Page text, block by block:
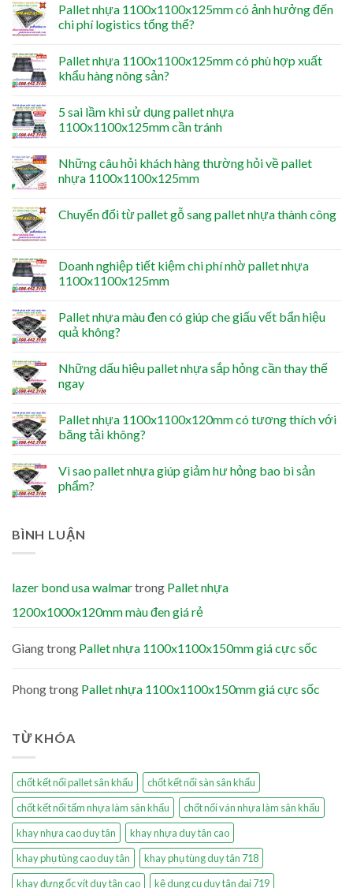
Pallet nhựa 1100x1100x125mm có ảnh hưởng đến
chi phí logistics tổng thể?
Pallet nhựa 1100x1100x125mm có phù hợp xuất
khẩu hàng nông sản?
5 sai lầm khi sử dụng pallet nhựa
1100x1100x125mm cần tránh
Những câu hỏi khách hàng thường hỏi về pallet
nhựa 1100x1100x125mm
Chuyển đổi từ pallet gỗ sang pallet nhựa thành công
Doanh nghiệp tiết kiệm chi phí nhờ pallet nhựa
1100x1100x125mm
Pallet nhựa màu đen có giúp che giấu vết bẩn hiệu
quả không?
Những dấu hiệu pallet nhựa sắp hỏng cần thay thế
ngay
Pallet nhựa 1100x1100x120mm có tương thích với
băng tải không?
Vì sao pallet nhựa giúp giảm hư hỏng bao bì sản
phẩm?
BÌNH LUẬN
lazer bond usa walmartrong Pallet nhựa
1200x1000x120mm màu đen giá rẻ
Giangtrong Pallet nhựa 1100x1100x150mm giá cực sốc
Phongtrong Pallet nhựa 1100x1100x150mm giá cực sốc
TỪ KHÓA
chốt kết nối pallet sân khấu
chốt kết nối sàn sân khấu
chốt kết nối tấm nhựa làm sân khấu
chốt nối ván nhựa làm sân khấu
khay nhựa cao duy tân
khay nhựa duy tân cao
khay phụ tùng cao duy tân
khay phụ tùng duy tân 718
khay đựng ốc vít duy tân cao
kệ dụng cụ duy tân đại 719